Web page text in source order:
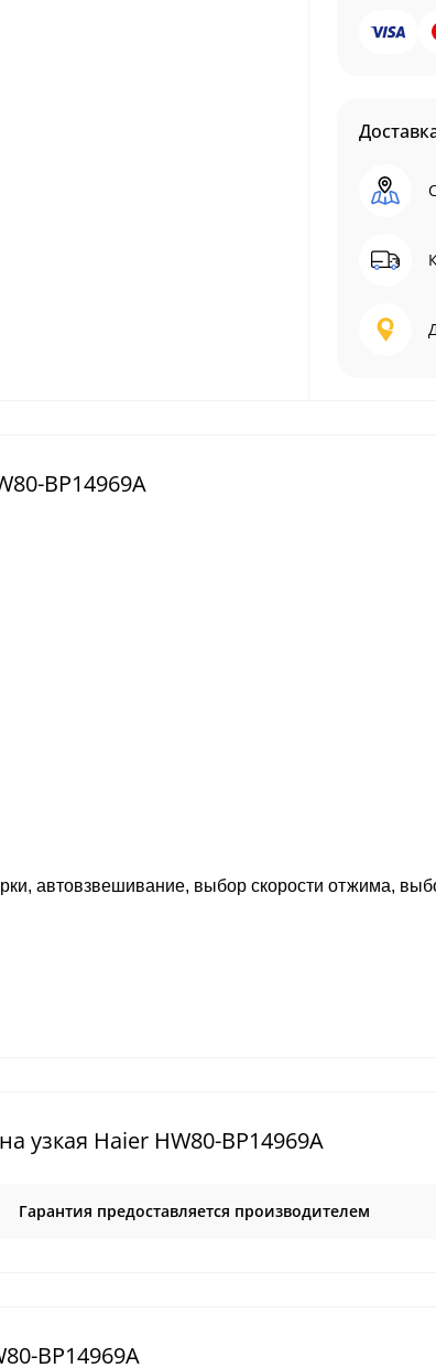
BP14969A
автовзвешивание, выбор скорости отжима,
узкая Haier HW80-BP14969A
Гарантия предоставляется производителем
BP14969A